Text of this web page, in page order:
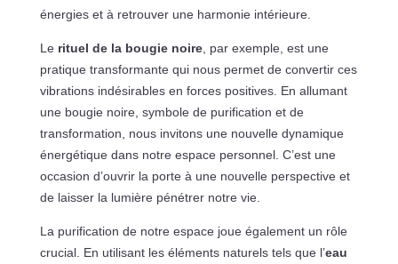
énergies et à retrouver une harmonie intérieure.
Le rituel de la bougie noire, par exemple, est une
pratique transformante qui nous permet de convertir ces
vibrations indésirables en forces positives. En allumant
une bougie noire, symbole de purification et de
transformation, nous invitons une nouvelle dynamique
énergétique dans notre espace personnel. C’est une
occasion d’ouvrir la porte à une nouvelle perspective et
de laisser la lumière pénétrer notre vie.
La purification de notre espace joue également un rôle
crucial. En utilisant les éléments naturels tels que l’eau